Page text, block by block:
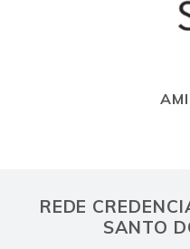
REDE
SANTO